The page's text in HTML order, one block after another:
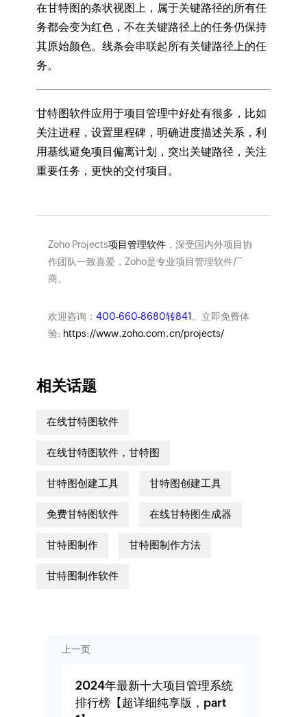
在甘特图的条状视图上，属于关键路径的所有任
务都会变为红色，不在关键路径上的任务仍保持
其原始颜色。线条会串联起所有关键路径上的任
务。
甘特图软件应用于项目管理中好处有很多，比如
关注进程，设置里程碑，明确进度描述关系，利
用基线避免项目偏离计划，突出关键路径，关注
重要任务，更快的交付项目。
Zoho Projects项目管理软件，深受国内外项目协
作团队一致喜爱，Zoho是专业项目管理软件厂
商。
欢迎咨询： 400-660-8680转841 。立即免费体
验: https://www.zoho.com.cn/projects/
相关话题
在线甘特图软件
在线甘特图软件，甘特图
甘特图创建工具 甘特图创建工具
免费甘特图软件 在线甘特图生成器
甘特图制作 甘特图制作方法
甘特图制作软件
上一页
2024年最新十大项目管理系统
排行榜【超详细纯享版，part